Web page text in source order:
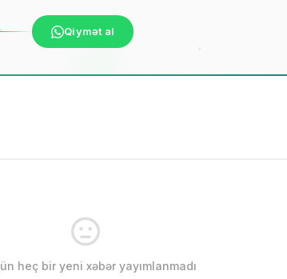
Qiymət al
heç bir yeni xəbər yayımlanmadı